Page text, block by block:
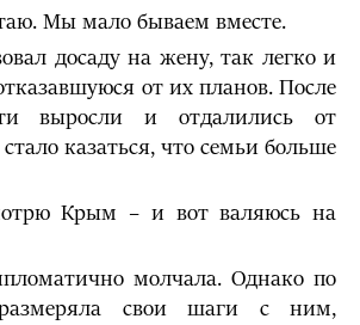
Мы мало бываем вместе.
досаду на жену, так легко и
от их планов. После
выросли и отдалились от
казаться, что семьи больше
Крым – и вот валяюсь на
молчала. Однако по
свои шаги с ним,